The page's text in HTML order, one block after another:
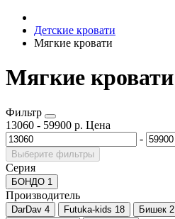
Детские кровати
Мягкие кровати
Мягкие кровати
Фильтр
13060 - 59900 р. Цена
-
Выберите фильтры
Серия
БОНДО 1
Производитель
DarDav 4 Futuka-kids 18 Бишек 2